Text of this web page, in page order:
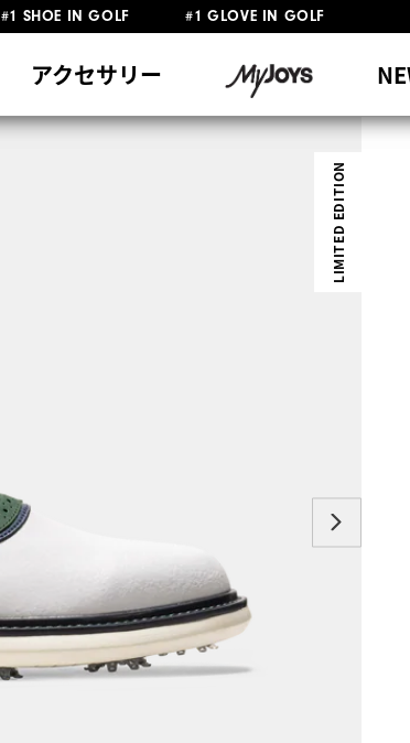
#1 SHOE IN GOLF #1 GLOVE IN GOLF
アクセサリー
LIMITED EDITION